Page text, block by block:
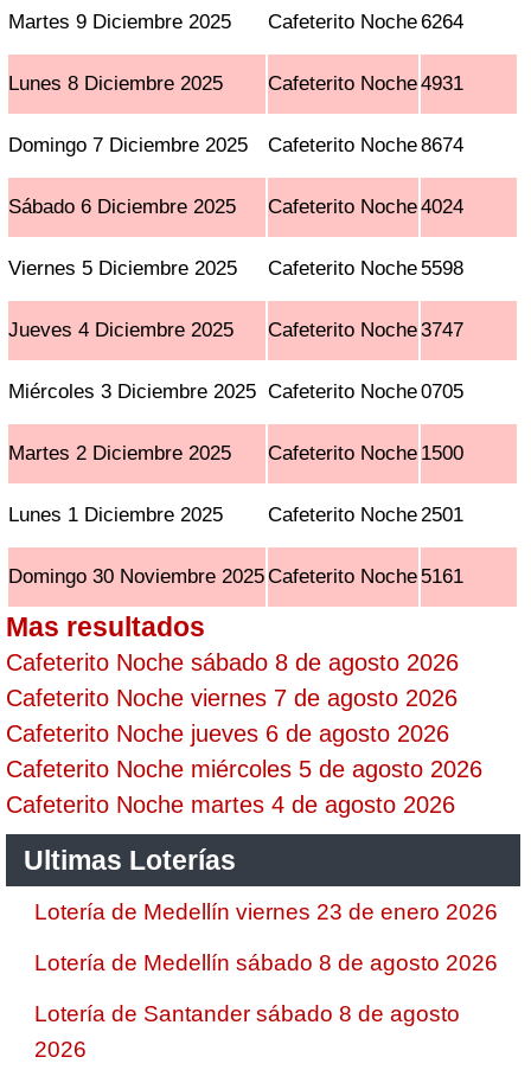
Martes 9 Diciembre 2025 Cafeterito Noche6264
Lunes 8 Diciembre 2025 Cafeterito Noche4931
Domingo 7 Diciembre 2025 Cafeterito Noche8674
Sábado 6 Diciembre 2025 Cafeterito Noche4024
Viernes 5 Diciembre 2025 Cafeterito Noche 5598
Jueves 4 Diciembre 2025 Cafeterito Noche3747
Miércoles 3 Diciembre 2025 Cafeterito Noche0705
Martes 2 Diciembre 2025 Cafeterito Noche 1500
Lunes 1 Diciembre 2025 Cafeterito Noche2501
Domingo 30 Noviembre 2025Cafeterito Noche 5161
Mas resultados
Cafeterito Noche sábado 8 de agosto 2026
Cafeterito Noche viernes 7 de agosto 2026
Cafeterito Noche jueves 6 de agosto 2026
Cafeterito Noche miércoles 5 de agosto 2026
Cafeterito Noche martes 4 de agosto 2026
Ultimas Loterías
Lotería de Medellín viernes 23 de enero 2026
Lotería de Medellín sábado 8 de agosto 2026
Lotería de Santander sábado 8 de agosto
2026